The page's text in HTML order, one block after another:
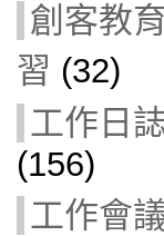
創客教
習 (32)
工作日
(156)
工作會